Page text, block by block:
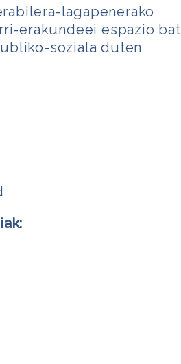
lagapenerako
erakundeei espazio bat
soziala duten